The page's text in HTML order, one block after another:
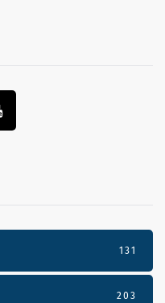
131
203